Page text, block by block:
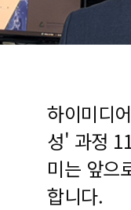
하이미디
성' 과정
미는 앞으
합니다.